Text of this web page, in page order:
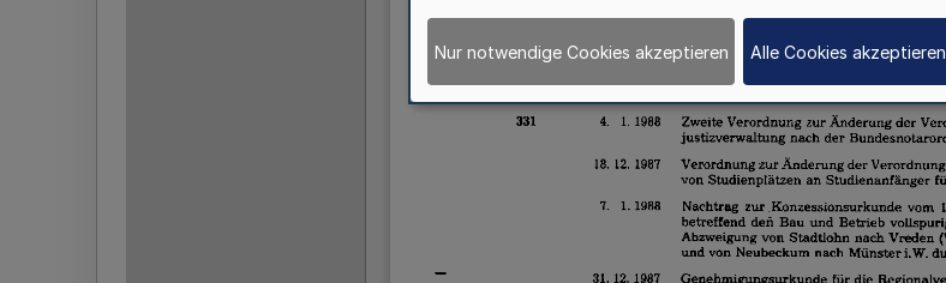
Nur notwendige Cookies akzeptieren Alle Cookies akzeptieren